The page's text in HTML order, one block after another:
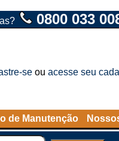
0800 033
se ou acesse seu
de Manutenção